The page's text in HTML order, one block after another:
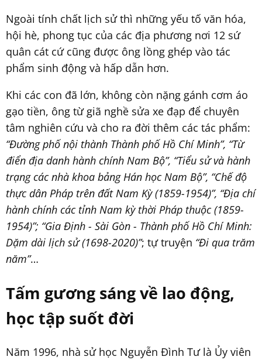
Ngoài tính chất lịch sử thì những yếu tố văn hóa,
hội hè, phong tục của các địa phương nơi 12 sứ
quân cát cứ cũng được ông lồng ghép vào tác
phẩm sinh động và hấp dẫn hơn.
Khi các con đã lớn, không còn nặng gánh cơm áo
gạo tiền, ông từ giã nghề sửa xe đạp để chuyên
tâm nghiên cứu và cho ra đời thêm các tác phẩm:
“Đường phố nội thành Thành phố Hồ Chí Minh”, “Từ
điển địa danh hành chính Nam Bộ”, “Tiểu sử và hành
trạng các nhà khoa bảng Hán học Nam Bộ”, “Chế độ
thực dân Pháp trên đất Nam Kỳ (1859-1954)”, “Địa chí
hành chính các tỉnh Nam kỳ thời Pháp thuộc (1859-
1954)”; “Gia Định - Sài Gòn - Thành phố Hồ Chí Minh:
Dặm dài lịch sử (1698-2020)”; tự truyện “Đi qua trăm
năm”…
Tấm gương sáng về lao động,
học tập suốt đời
Năm 1996, nhà sử học Nguyễn Đình Tư là Ủy viên